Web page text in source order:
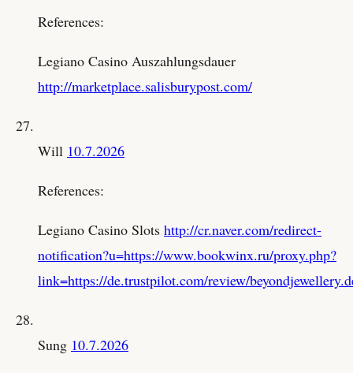
References:
Legiano Casino Auszahlungsdauer
http://marketplace.salisburypost.com/
Will 10.7.2026
References:
Legiano Casino Slots http://cr.naver.com/redirect-
notification?u=https://www.bookwinx.ru/proxy.php?
link=https://de.trustpilot.com/review/
Sung 10.7.2026